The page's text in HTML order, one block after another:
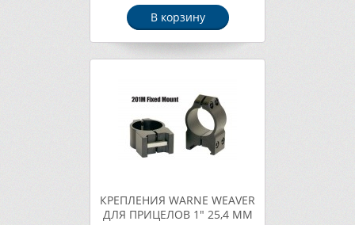
В корзину
КРЕПЛЕНИЯ WARNE WEAVER
ДЛЯ ПРИЦЕЛОВ 1" 25,4 ММ